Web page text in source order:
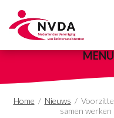
MENU
Home / Nieuws /
samen